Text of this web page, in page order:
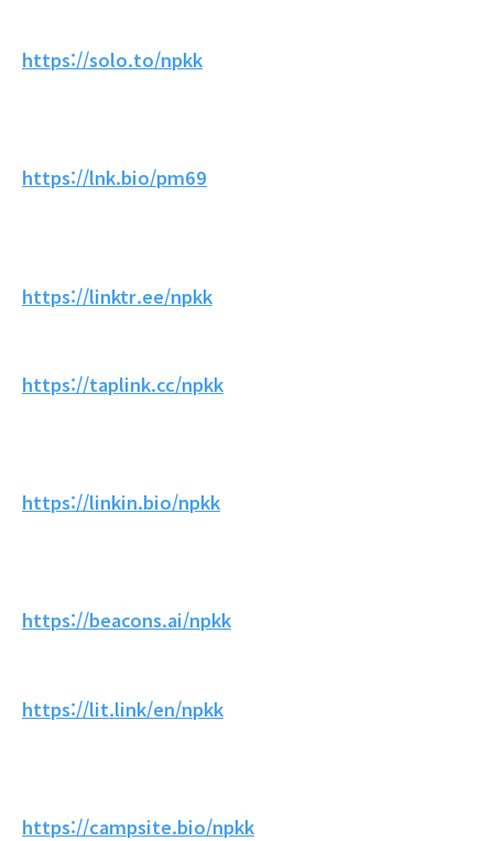
https://solo.to/npkk
https://lnk.bio/pm69
https://linktr.ee/npkk
https://taplink.cc/npkk
https://linkin.bio/npkk
https://beacons.ai/npkk
https://lit.link/en/npkk
https://campsite.bio/npkk